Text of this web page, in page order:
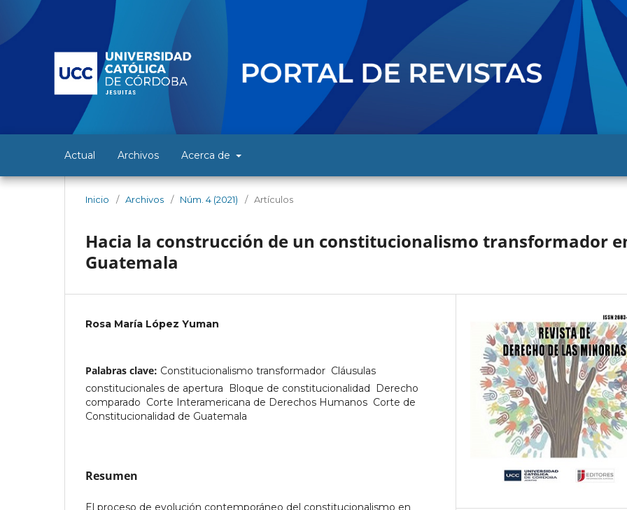
Actual Archivos Acerca de
Inicio / Archivos / Núm. 4 (2021) / Artículos
Hacia la construcción de un constitucionalismo transformador
Guatemala
Rosa María López Yuman
Palabras clave: Constitucionalismo transformador  Cláusulas
constitucionales de apertura  Bloque de constitucionalidad  Derecho
comparado  Corte Interamericana de Derechos Humanos  Corte de
Constitucionalidad de Guatemala
Resumen
El proceso de evolución contemporáneo del constitucionalismo en